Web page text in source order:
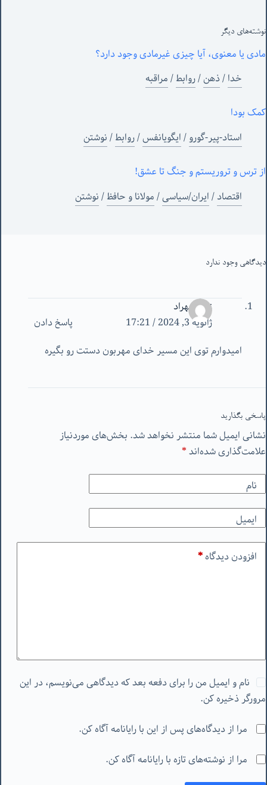
نوشته‌های‌ دیگر
مادی یا معنوی، آیا چیزی غیرمادی وجود دارد؟
خدا/ذهن/روابط/مراقبه
کمک بودا
استاد-پیر-گورو/ایگویانفس/روابط/نوشتن
از ترس و تروریستم و جنگ تا عشق!
اقتصاد/ایران/سیاسی/مولانا و حافظ/نوشتن
دیدگاهی وجود ندارد
زهرا شهراد
ژانویه 3, 2024 / 17:21
پاسخ دادن
امیدوارم توی این مسیر خدای مهربون دستت رو بگیره
پاسخی بگذارید
نشانی ایمیل شما منتشر نخواهد شد. بخش‌های موردنیاز
علامت‌گذاری شده‌اند*
نام
ایمیل
افزودن دیدگاه*
نام و ایمیل من را برای دفعه بعد که دیدگاهی می‌نویسم، در این
مرورگر ذخیره کن.
مرا از دیدگاه‌های پس از این با رایانامه آگاه کن.
مرا از نوشته‌های تازه با رایانامه آگاه کن.